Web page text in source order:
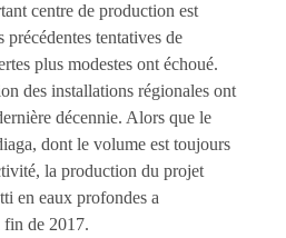
centre de production est
tentatives de
plus modestes ont échoué.
des installations régionales ont
décennie. Alors que le
dont le volume est toujours
la production du projet
en eaux profondes a
fin de 2017.